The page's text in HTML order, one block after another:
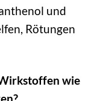
und
Rötungen
wie